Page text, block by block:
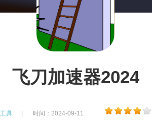
飞刀加速器2024
工具 时间：2024-09-11